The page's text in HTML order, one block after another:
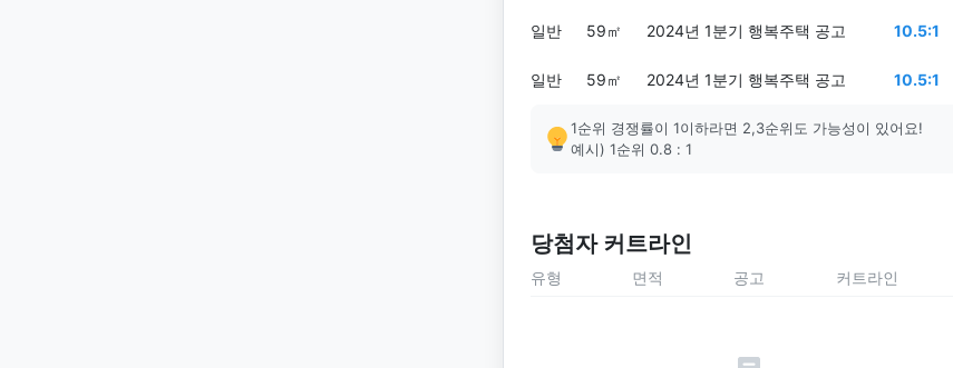
일반 59㎡ 2024년 1분기 행복주택 공고 10.5:1
일반 59㎡ 2024년 1분기 행복주택 공고 10.5:1
1순위 경쟁률이 1이하라면 2,3순위도 가능성이 있어요!
예시) 1순위 0.8 : 1
당첨자 커트라인
유형 면적 공고 커트라인